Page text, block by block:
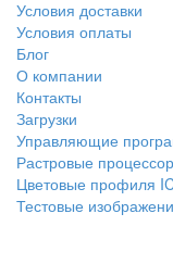
Условия доставки
Условия оплаты
Блог
О компании
Контакты
Загрузки
Управляющие
Растровые
Цветовые профиля
Тестовые